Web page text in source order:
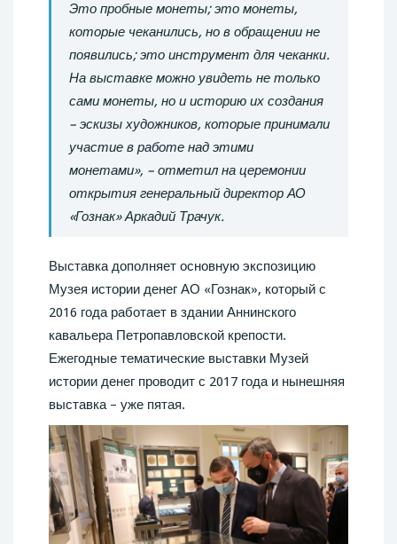
Это пробные монеты; это монеты,
которые чеканились, но в обращении не
появились; это инструмент для чеканки.
На выставке можно увидеть не только
сами монеты, но и историю их создания
– эскизы художников, которые принимали
участие в работе над этими
монетами», – отметил на церемонии
открытия генеральный директор АО
«Гознак» Аркадий Трачук.
Выставка дополняет основную экспозицию
Музея истории денег АО «Гознак», который с
2016 года работает в здании Аннинского
кавальера Петропавловской крепости.
Ежегодные тематические выставки Музей
истории денег проводит с 2017 года и нынешняя
выставка – уже пятая.